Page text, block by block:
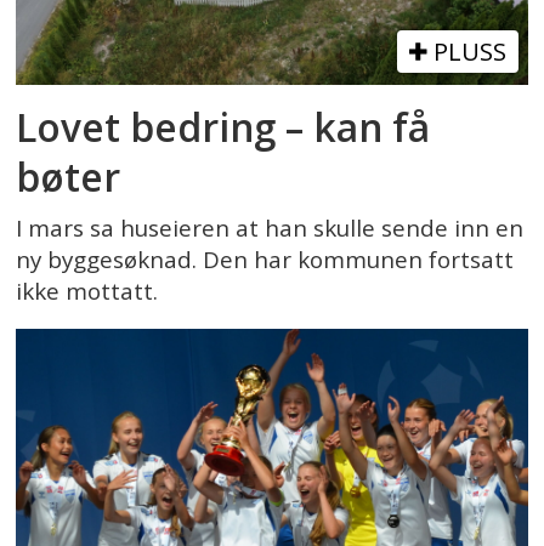
PLUSS
Lovet bedring – kan få
bøter
I mars sa huseieren at han skulle sende inn en
ny byggesøknad. Den har kommunen fortsatt
ikke mottatt.